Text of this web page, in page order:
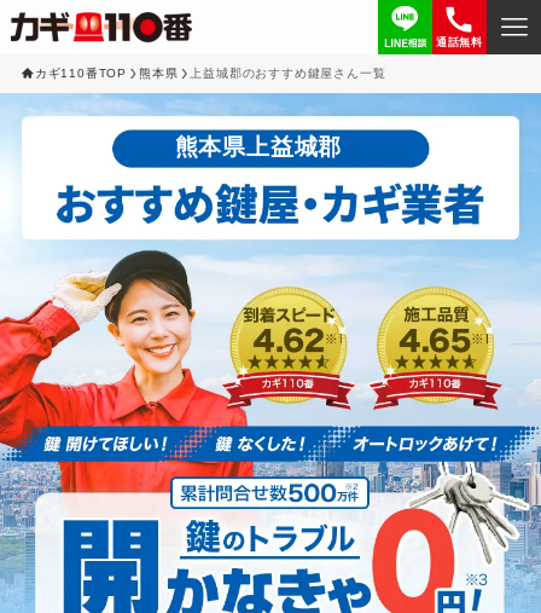
通話無料
カギ110番TOP 熊本県 上益城郡のおすすめ鍵屋さん一覧
熊本県上益城郡